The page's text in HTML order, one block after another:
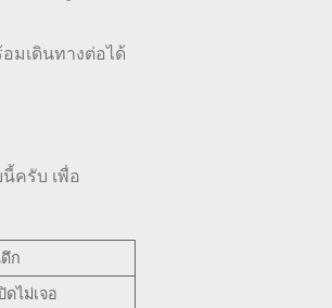
มเดินทางต่อได้
ครับ เพื่อ
ก
ดไม่เจอ